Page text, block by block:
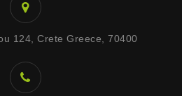
124, Crete Greece, 70400